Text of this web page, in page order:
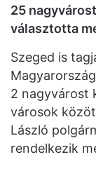
25
választotta
Szeged is
2 nagyvárost
városok
László
rendelkezik